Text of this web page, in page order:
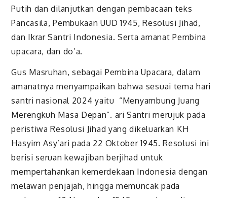
Putih dan dilanjutkan dengan pembacaan teks
Pancasila, Pembukaan UUD 1945, Resolusi Jihad,
dan Ikrar Santri Indonesia. Serta amanat Pembina
upacara, dan do’a.
Gus Masruhan, sebagai Pembina Upacara, dalam
amanatnya menyampaikan bahwa sesuai tema hari
santri nasional 2024 yaitu “Menyambung Juang
Merengkuh Masa Depan”. ari Santri merujuk pada
peristiwa Resolusi Jihad yang dikeluarkan KH
Hasyim Asy’ari pada 22 Oktober 1945. Resolusi ini
berisi seruan kewajiban berjihad untuk
mempertahankan kemerdekaan Indonesia dengan
melawan penjajah, hingga memuncak pada